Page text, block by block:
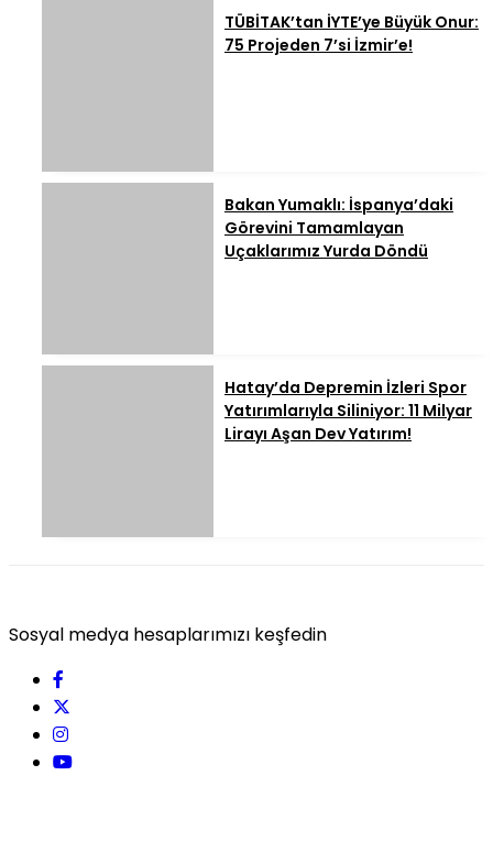
TÜBİTAK’tan İYTE’ye Büyük Onur:
75 Projeden 7’si İzmir’e!
Bakan Yumaklı: İspanya’daki
Görevini Tamamlayan
Uçaklarımız Yurda Döndü
Hatay’da Depremin İzleri Spor
Yatırımlarıyla Siliniyor: 11 Milyar
Lirayı Aşan Dev Yatırım!
Sosyal medya hesaplarımızı keşfedin